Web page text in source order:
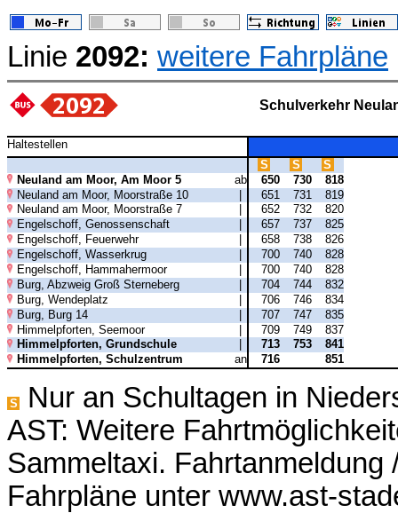
Linie 2092: weitere Fahrpläne
Schulverkehr
Haltestellen
S
S
S
Neuland am Moor, Am Moor 5
ab 650 730
818
Neuland am Moor, Moorstraße 10
| 651 731
819
Neuland am Moor, Moorstraße 7
652 732
820
Engelschoff, Genossenschaft
657 737
825
Engelschoff, Feuerwehr
658 738
826
Engelschoff, Wasserkrug
700 740
828
Engelschoff, Hammahermoor
700 740
828
Burg, Abzweig Groß Sterneberg
704 744
832
Burg, Wendeplatz
706 746
834
Burg, Burg 14
| 707 747
835
Himmelpforten, Seemoor
| 709 749
837
Himmelpforten, Grundschule
713 753
841
Himmelpforten, Schulzentrum
an 716 851
S
Nur an Schultagen in
AST: Weitere
Sammeltaxi.
Fahrpläne unter www.ast-